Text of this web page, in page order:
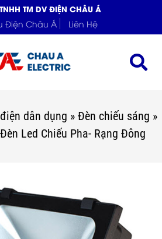
TM DV ĐIỆN CHÂU Á
Điện Châu Á
Liên Hệ
dân dụng » Đèn chiếu sáng »
Đèn Led Chiếu Pha- Rạng Đông